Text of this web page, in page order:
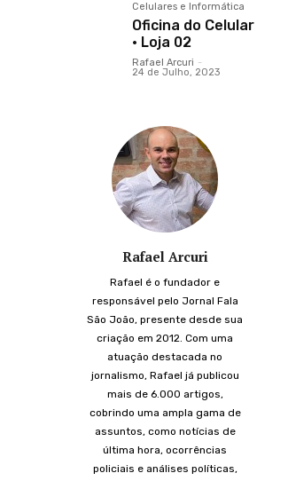
Celulares e Informática
Oficina do Celular
· Loja 02
Rafael Arcuri -
24 de Julho, 2023
Rafael Arcuri
Rafael é o fundador e
responsável pelo Jornal Fala
São João, presente desde sua
criação em 2012. Com uma
atuação destacada no
jornalismo, Rafael já publicou
mais de 6.000 artigos,
cobrindo uma ampla gama de
assuntos, como notícias de
última hora, ocorrências
policiais e análises políticas,